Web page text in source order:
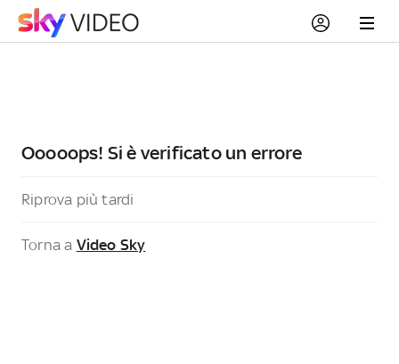
Ooooops! Si è verificato un errore
Riprova più tardi
Torna a Video Sky